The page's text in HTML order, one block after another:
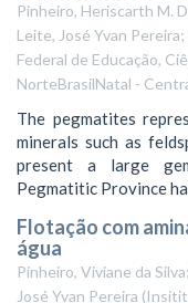
Pinheiro, Heriscarth M.
Leite, José Yvan Pereira;
Federal de Educação,
NorteBrasilNatal -
The pegmatites
minerals such as
present a large
Pegmatitic Province
Flotação com
água
Pinheiro, Viviane da
José Yvan Pereira (